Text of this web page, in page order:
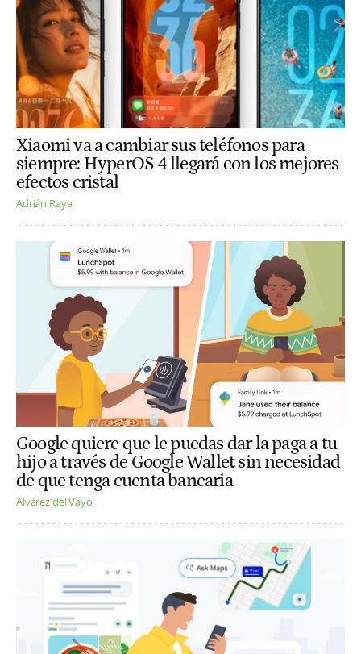
Xiaomi va a cambiar sus teléfonos para
siempre: HyperOS 4 llegará con los mejores
efectos cristal
Adrián Raya
Google quiere que le puedas dar la paga a tu
hijo a través de Google Wallet sin necesidad
de que tenga cuenta bancaria
Alvarez del Vayo